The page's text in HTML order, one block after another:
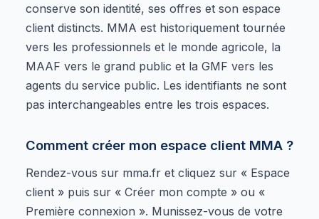
conserve son identité, ses offres et son espace
client distincts. MMA est historiquement tournée
vers les professionnels et le monde agricole, la
MAAF vers le grand public et la GMF vers les
agents du service public. Les identifiants ne sont
pas interchangeables entre les trois espaces.
Comment créer mon espace client MMA ?
Rendez-vous sur mma.fr et cliquez sur « Espace
client » puis sur « Créer mon compte » ou «
Première connexion ». Munissez-vous de votre